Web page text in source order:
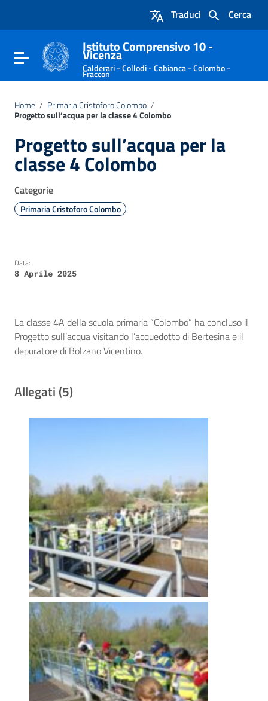
Vai al footer
Cerca
Traduci
Attiva / disattiva la navigazione
Istituto Comprensivo 10 -
Vicenza
Calderari - Collodi - Cabianca - Colombo -
Fraccon
Home / Primaria Cristoforo Colombo /
Progetto sull’acqua per la classe 4 Colombo
Progetto sull’acqua per la
classe 4 Colombo
Categorie
Primaria Cristoforo Colombo
Data:
8 Aprile 2025
La classe 4A della scuola primaria “Colombo” ha concluso il
Progetto sull’acqua visitando l’acquedotto di Bertesina e il
depuratore di Bolzano Vicentino.
Allegati (5)